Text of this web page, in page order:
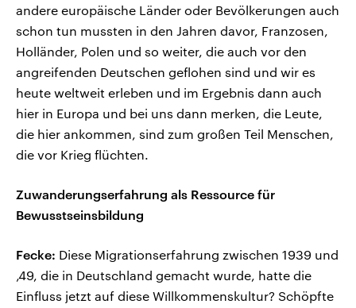
andere europäische Länder oder Bevölkerungen auch
schon tun mussten in den Jahren davor, Franzosen,
Holländer, Polen und so weiter, die auch vor den
angreifenden Deutschen geflohen sind und wir es
heute weltweit erleben und im Ergebnis dann auch
hier in Europa und bei uns dann merken, die Leute,
die hier ankommen, sind zum großen Teil Menschen,
die vor Krieg flüchten.
Zuwanderungserfahrung als Ressource für
Bewusstseinsbildung
Fecke: Diese Migrationserfahrung zwischen 1939 und
‚49, die in Deutschland gemacht wurde, hatte die
Einfluss jetzt auf diese Willkommenskultur? Schöpfte